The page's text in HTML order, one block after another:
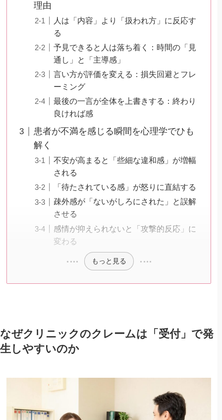
理由
人は「内容」より「扱われ方」に反応す
る
予見できると人は落ち着く：時間の「見
通し」と「主導感」
言い方が評価を変える：損失回避とフレ
ーミング
最後の一言が全体を上書きする：終わり
良ければ感
患者が不満を感じる瞬間を心理学でひも
解く
不安が高まると「些細な違和感」が増幅
される
「待たされている感」が怒りに直結する
疎外感が「ないがしろにされた」と誤解
させる
感情が抑えられないと「攻撃的反応」に
変わる
もっと見る
なぜクリニックのクレームは「受付」で発
生しやすいのか